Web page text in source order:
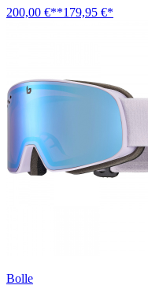
200,00 €**179,95 €*
Bolle